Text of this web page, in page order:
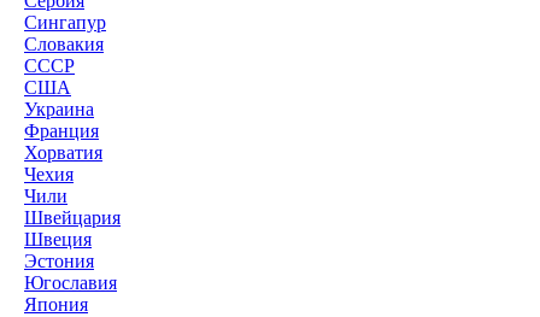
Сингапур
Словакия
СССР
США
Украина
Франция
Хорватия
Чехия
Чили
Швейцария
Швеция
Эстония
Югославия
Япония